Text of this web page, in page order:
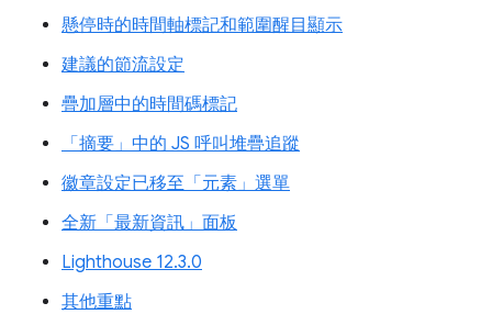
懸停時的時間軸標記和範圍醒目顯示
建議的節流設定
疊加層中的時間碼標記
「摘要」中的 JS 呼叫堆疊追蹤
徽章設定已移至「元素」選單
全新「最新資訊」面板
Lighthouse 12.3.0
其他重點